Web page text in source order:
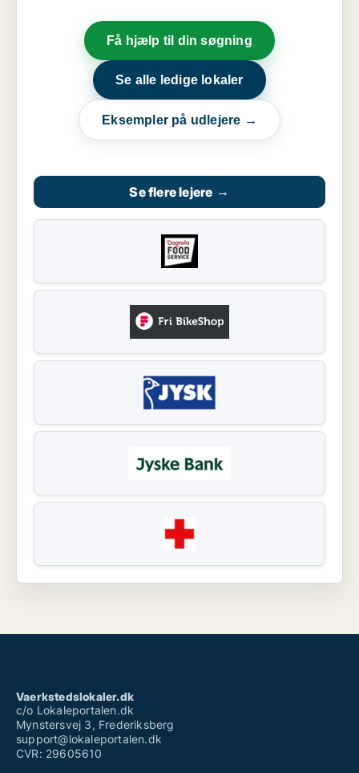
Få hjælp til din søgning
Se alle ledige lokaler
Eksempler på udlejere →
Se flere lejere →
Vaerkstedslokaler.dk
c/o Lokaleportalen.dk
Mynstersvej 3, Frederiksberg
support@lokaleportalen.dk
CVR: 29605610